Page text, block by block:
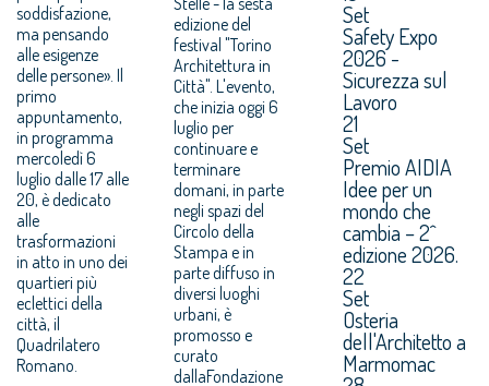
soddisfazione,
ma pensando
alle esigenze
delle persone». Il
primo
appuntamento,
in programma
mercoledì 6
luglio dalle 17 alle
20, è dedicato
alle
trasformazioni
in atto in uno dei
quartieri più
eclettici della
città, il
Quadrilatero
Romano.
edizione del
festival "Torino
Architettura in
Città". L'evento,
che inizia oggi 6
luglio per
continuare e
terminare
domani, in parte
negli spazi del
Circolo della
Stampa e in
parte diffuso in
diversi luoghi
urbani, è
promosso e
curato
dallaFondazione
Set
Safety Expo
2026 -
Sicurezza sul
Lavoro
21
Set
Premio AIDIA
Idee per un
mondo che
cambia – 2^
edizione 2026.
22
Set
Osteria
dell'Architetto a
Marmomac